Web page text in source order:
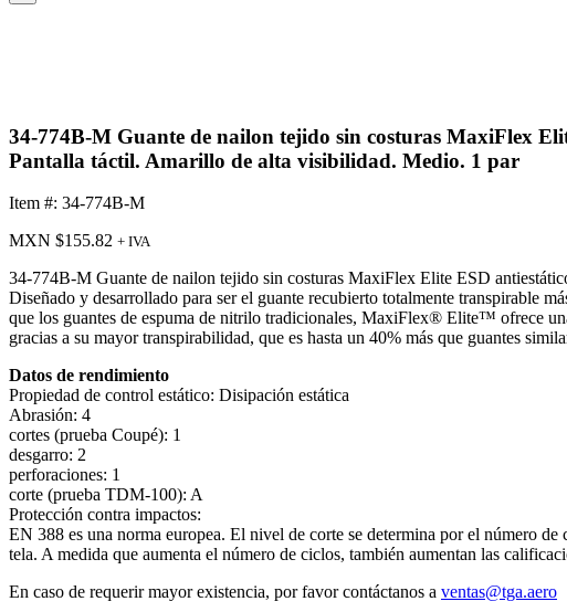
34-774B-M Guante de nailon tejido sin costuras MaxiFlex
Pantalla táctil. Amarillo de alta visibilidad. Medio. 1 par
Item #: 34-774B-M
MXN $155.82 + IVA
34-774B-M Guante de nailon tejido sin costuras MaxiFlex Elite ESD
Diseñado y desarrollado para ser el guante recubierto totalmente transpirable
que los guantes de espuma de nitrilo tradicionales, MaxiFlex® Elite™ ofrece
gracias a su mayor transpirabilidad, que es hasta un 40% más que guantes
Datos de rendimiento
Propiedad de control estático: Disipación estática
Abrasión: 4
cortes (prueba Coupé): 1
desgarro: 2
perforaciones: 1
corte (prueba TDM-100): A
Protección contra impactos:
EN 388 es una norma europea. El nivel de corte se determina por el número
tela. A medida que aumenta el número de ciclos, también aumentan las
En caso de requerir mayor existencia, por favor contáctanos a ventas@tga.aero